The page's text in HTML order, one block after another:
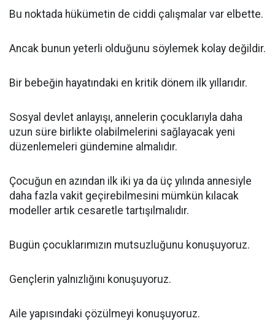
Bu noktada hükümetin de ciddi çalışmalar var elbette.
Ancak bunun yeterli olduğunu söylemek kolay değildir.
Bir bebeğin hayatındaki en kritik dönem ilk yıllarıdır.
Sosyal devlet anlayışı, annelerin çocuklarıyla daha
uzun süre birlikte olabilmelerini sağlayacak yeni
düzenlemeleri gündemine almalıdır.
Çocuğun en azından ilk iki ya da üç yılında annesiyle
daha fazla vakit geçirebilmesini mümkün kılacak
modeller artık cesaretle tartışılmalıdır.
Bugün çocuklarımızın mutsuzluğunu konuşuyoruz.
Gençlerin yalnızlığını konuşuyoruz.
Aile yapısındaki çözülmeyi konuşuyoruz.